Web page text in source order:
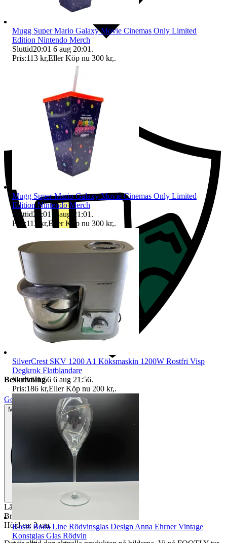
Ersättning om du inte får din vara
Beskrivning
Gott använt skick
Mindre tecken på användning
Längd ca: 30 cm.
Bredd ca: 20 cm.
Höjd ca: 3 cm.
Mugg Super Mario Galaxy Movie Cinemas Only Limited
Edition Nintendo Merch
Sluttid20:01 6 aug 20:01 .
Pris:113 kr,Eller Köp nu 300 kr,.
Mugg Super Mario Galaxy Movie Cinemas Only Limited
Edition Nintendo Merch
Sluttid21:01 6 aug 21:01 .
Pris:113 kr,Eller Köp nu 300 kr,.
SilverCrest SKV 1200 A1 Köksmaskin 1200W Rostfri Visp
Degkrok Flatblandare
Sluttid21:56 6 aug 21:56.
Pris:186 kr,Eller Köp nu 200 kr,.
Kosta Boda Line Rödvinsglas Design Anna Ehrner Vintage
Konstglas Glas Rödvin